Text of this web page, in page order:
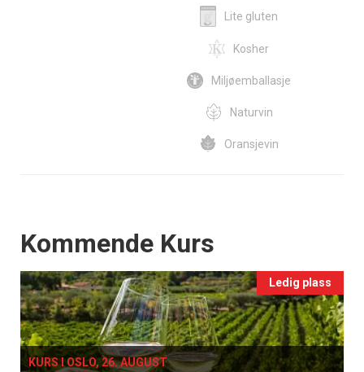
Lite gluten
Kosher
Miljøemballasje
Naturvin
Oransjevin
Events
Kommende Kurs
Ledig plass
KURS I OSLO, 26. AUGUST